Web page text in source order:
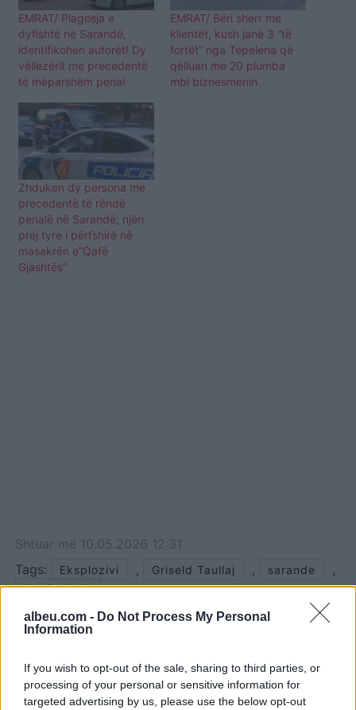
albeu.com - Do Not Process My Personal
Information
If you wish to opt-out of the sale, sharing to third parties, or
processing of your personal or sensitive information for
targeted advertising by us, please use the below opt-out
EMRAT/ Plagosja e
dyfishtë në Sarandë,
identifikohen autorët! Dy
vëllezërit me precedentë
të mëparshëm penal
EMRAT/ Bëri sherr me
klientët, kush janë 3 “të
fortët” nga Tepelena që
qëlluan me 20 plumba
mbi biznesmenin
Zhduken dy persona me
precedentë të rëndë
penalë në Sarandë, njëri
prej tyre i përfshirë në
masakrën e”Qafë
Gjashtës”
Shtuar më 10.05.2026 12:31
Tags:
Eksplozivi , Griseld Taullaj , sarande ,
Xhafer Bajo